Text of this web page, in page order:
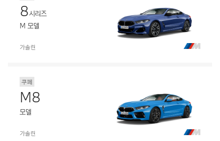
8시리즈
M 모델
가솔린
쿠페
M8
모델
가솔린